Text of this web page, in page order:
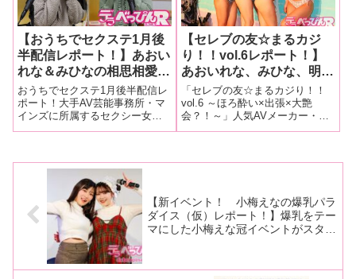
【おうちでセクステ1月後
半配信レポート！】あおい
れな＆みひなの相思相愛
（？）コンビが登場！ 今
年の目標とファン大注目の
いま欲しいものを発表！
もちろん熱々おでん芸もあ
おうちでセクステ1月後半配信レ
ポート！大手AV芸能事務所・マ
インズに所属するセクシー女優
がトークやゲームでファンを魅
テ1月後半配信回」が1月22日に
開催されました。今回登場した
【セレブの友☆まるカジ
り！！vol.6レポート！】
あおいれな、みひな、明海
こう、あけみみうのマイン
ズ娘がセレブの友と初タッ
グ！ 初恋の相手、男性へ
の誘い文句、クリスマスに
告白！
「セレブの友☆まるカジり！！
vol.6 ～ほろ酔い×出張×大艶
会？！～」人気AVメーカー・セ
レブの友が11月23日に引き続
り！！vol.6 ～ほろ酔い×出張×大
【新イベント！ 小梅えなの爆乳パラ
ダイス（仮）レポート！】爆乳をテー
マにした小梅えな冠イベントがスター
催！